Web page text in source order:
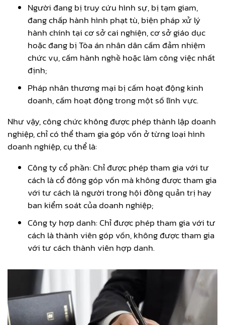
Người đang bị truy cứu hình sự, bị tạm giam,
đang chấp hành hình phạt tù, biện pháp xử lý
hành chính tại cơ sở cai nghiện, cơ sở giáo dục
hoặc đang bị Tòa án nhân dân cấm đảm nhiệm
chức vụ, cấm hành nghề hoặc làm công việc nhất
định;
Pháp nhân thương mại bị cấm hoạt động kinh
doanh, cấm hoạt động trong một số lĩnh vực.
Như vậy, công chức không được phép thành lập doanh
nghiệp, chỉ có thể tham gia góp vốn ở từng loại hình
doanh nghiệp, cụ thể là:
Công ty cổ phần: Chỉ được phép tham gia với tư
cách là cổ đông góp vốn mà không được tham gia
với tư cách là người trong hội đồng quản trị hay
ban kiểm soát của doanh nghiệp;
Công ty hợp danh: Chỉ được phép tham gia với tư
cách là thành viên góp vốn, không được tham gia
với tư cách thành viên hợp danh.